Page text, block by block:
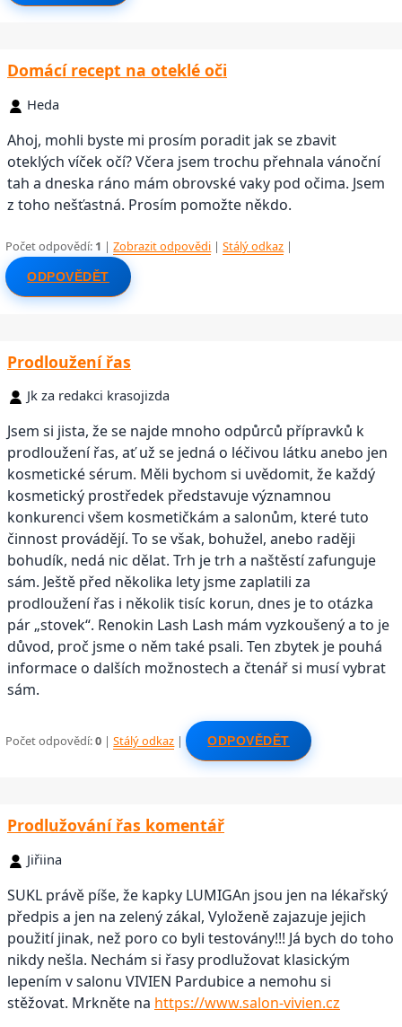
Domácí recept na oteklé oči
Heda
Ahoj, mohli byste mi prosím poradit jak se zbavit
oteklých víček očí? Včera jsem trochu přehnala vánoční
tah a dneska ráno mám obrovské vaky pod očima. Jsem
z toho nešťastná. Prosím pomožte někdo.
Počet odpovědí: 1 |Zobrazit odpovědi |Stálý odkaz |
ODPOVĚDĚT
Prodloužení řas
Jk za redakci krasojizda
Jsem si jista, že se najde mnoho odpůrců přípravků k
prodloužení řas, ať už se jedná o léčivou látku anebo jen
kosmetické sérum. Měli bychom si uvědomit, že každý
kosmetický prostředek představuje významnou
konkurenci všem kosmetičkám a salonům, které tuto
činnost provádějí. To se však, bohužel, anebo raději
bohudík, nedá nic dělat. Trh je trh a naštěstí zafunguje
sám. Ještě před několika lety jsme zaplatili za
prodloužení řas i několik tisíc korun, dnes je to otázka
pár „stovek“. Renokin Lash Lash mám vyzkoušený a to je
důvod, proč jsme o něm také psali. Ten zbytek je pouhá
informace o dalších možnostech a čtenář si musí vybrat
sám.
Počet odpovědí:0 |Stálý odkaz | ODPOVĚDĚT
Prodlužování řas komentář
Jiřiina
SUKL právě píše, že kapky LUMIGAn jsou jen na lékařský
předpis a jen na zelený zákal, Vyloženě zajazuje jejich
použití jinak, než poro co byli testovány!!! Já bych do toho
nikdy nešla. Nechám si řasy prodlužovat klasickým
lepením v salonu VIVIEN Pardubice a nemohu si
stěžovat. Mrkněte na https://www.salon-vivien.cz